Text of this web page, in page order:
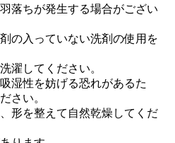
落ちが発生する場合がござい
の入っていない洗剤の使用を
濯してください。
湿性を妨げる恐れがあるた
さい。
形を整えて自然乾燥してくだ